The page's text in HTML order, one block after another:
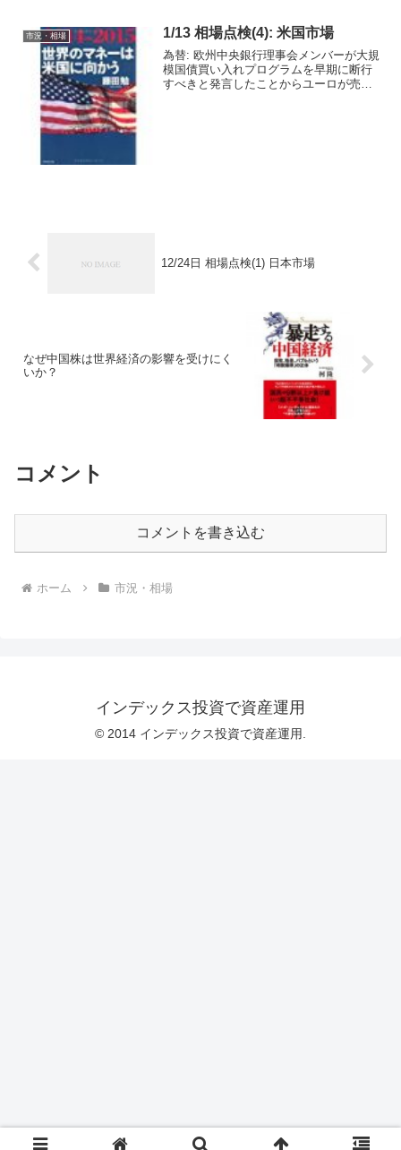
市況・相場 1/13 相場点検(4): 米国市場
為替: 欧州中央銀行理事会メンバーが大規
模国債買い入れプログラムを早期に断行
すべきと発言したことからユーロが売ら
12/24日 相場点検(1) 日本市場
なぜ中国株は世界経済の影響を受けにく
いか？
コメント
コメントを書き込む
ホーム 市況・相場
インデックス投資で資産運用
© 2014 インデックス投資で資産運用.